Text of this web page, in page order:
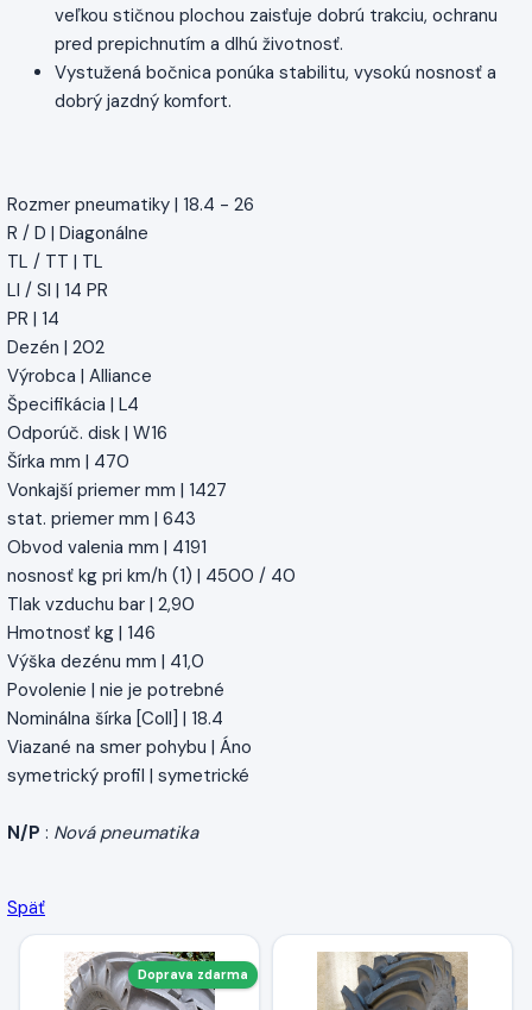
veľkou stičnou plochou zaisťuje dobrú trakciu, ochranu
pred prepichnutím a dlhú životnosť.
Vystužená bočnica ponúka stabilitu, vysokú nosnosť a
dobrý jazdný komfort.
Rozmer pneumatiky | 18.4 - 26
R / D | Diagonálne
TL / TT | TL
LI / SI | 14 PR
PR | 14
Dezén | 202
Výrobca | Alliance
Špecifikácia | L4
Odporúč. disk | W16
Šírka mm | 470
Vonkajší priemer mm | 1427
stat. priemer mm | 643
Obvod valenia mm | 4191
nosnosť kg pri km/h (1) | 4500 / 40
Tlak vzduchu bar | 2,90
Hmotnosť kg | 146
Výška dezénu mm | 41,0
Povolenie | nie je potrebné
Nominálna šírka [Coll] | 18.4
Viazané na smer pohybu | Áno
symetrický profil | symetrické
N/P : Nová pneumatika
Späť
Doprava zdarma